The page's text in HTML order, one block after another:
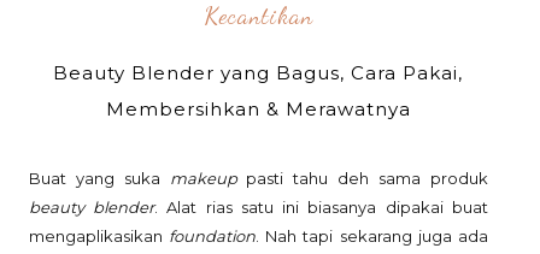
Kecantikan
Beauty Blender yang Bagus, Cara Pakai,
Membersihkan & Merawatnya
Buat yang suka makeuppasti tahu deh sama produk
beauty blender. Alat rias satu ini biasanya dipakai buat
mengaplikasikan foundation . Nah tapi sekarang juga ada